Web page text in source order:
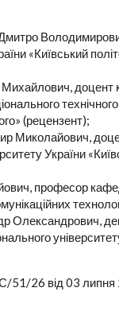
«Київський
доцент
(рецензент);
Миколайович,
України
професор
Олександрович,
26 від 03 липня